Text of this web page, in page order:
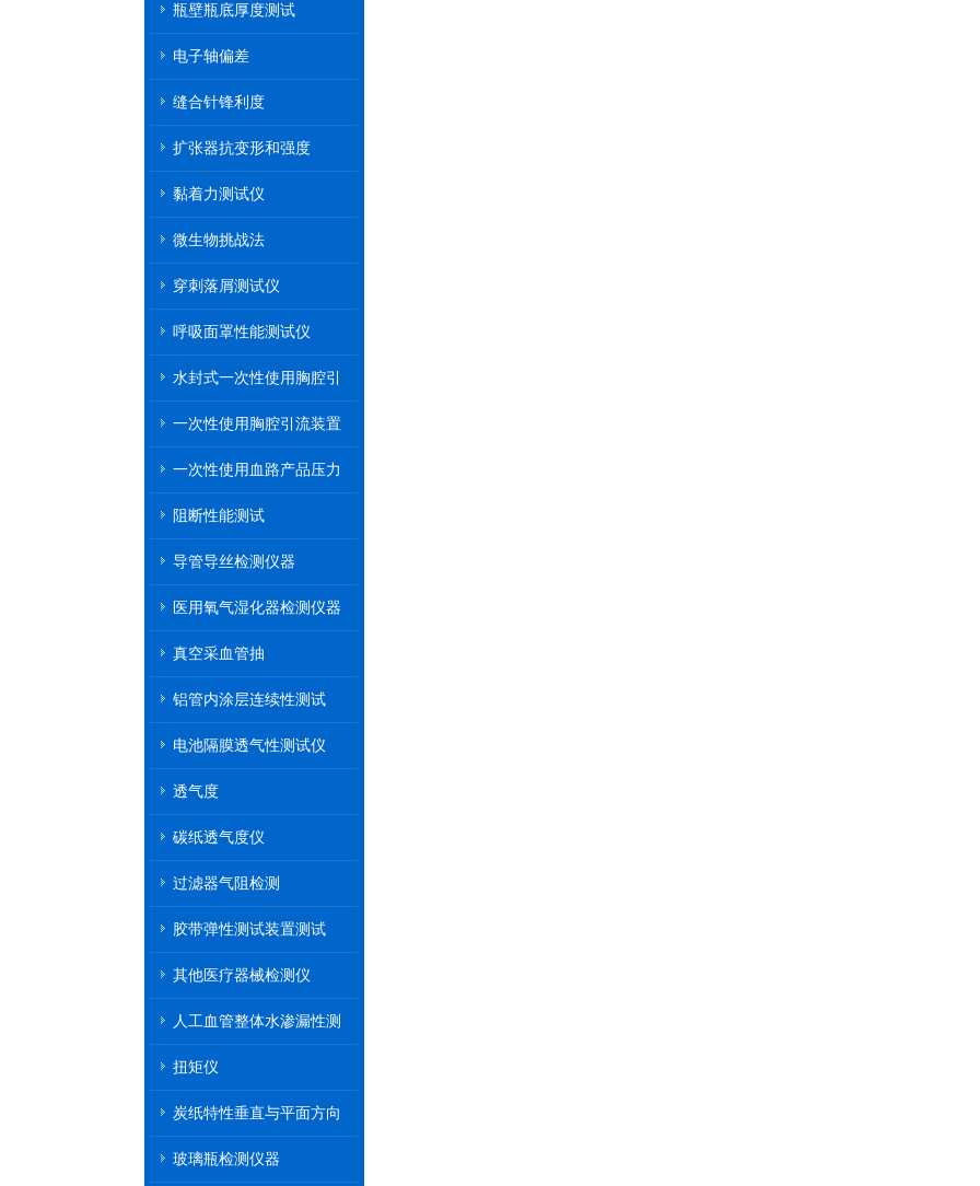
瓶壁瓶底厚度测试
电子轴偏差
缝合针锋利度
扩张器抗变形和强度
黏着力测试仪
微生物挑战法
穿刺落屑测试仪
呼吸面罩性能测试仪
水封式一次性使用胸腔引
一次性使用胸腔引流装置
一次性使用血路产品压力
阻断性能测试
导管导丝检测仪器
医用氧气湿化器检测仪器
真空采血管抽
铝管内涂层连续性测试
电池隔膜透气性测试仪
透气度
碳纸透气度仪
过滤器气阻检测
胶带弹性测试装置测试
其他医疗器械检测仪
人工血管整体水渗漏性测
扭矩仪
炭纸特性垂直与平面方向
玻璃瓶检测仪器